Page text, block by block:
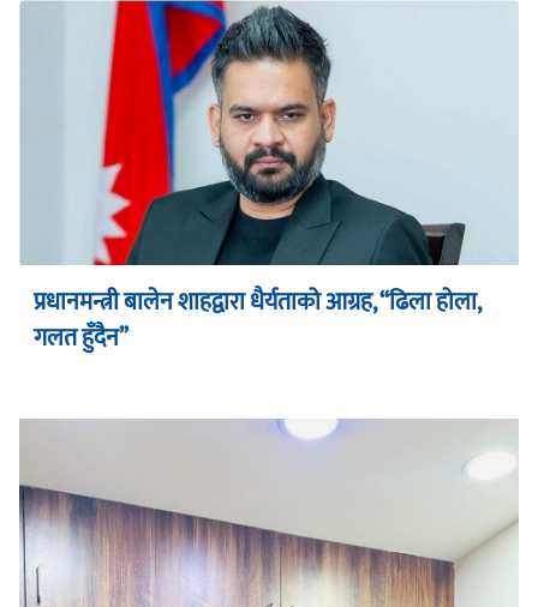
प्रधानमन्त्री बालेन शाहद्वारा धैर्यताको आग्रह, “ढिला होला,
गलत हुँदैन”